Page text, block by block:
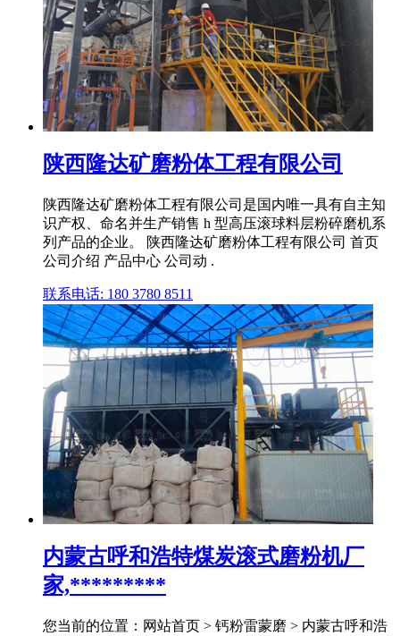
陕西隆达矿磨粉体工程有限公司
陕西隆达矿磨粉体工程有限公司是国内唯一具有自主知
识产权、命名并生产销售 h 型高压滚球料层粉碎磨机系
列产品的企业。 陕西隆达矿磨粉体工程有限公司 首页
公司介绍 产品中心 公司动 .
联系电话: 180 3780 8511
内蒙古呼和浩特煤炭滚式磨粉机厂
家,*********
您当前的位置：网站首页 > 钙粉雷蒙磨 > 内蒙古呼和浩